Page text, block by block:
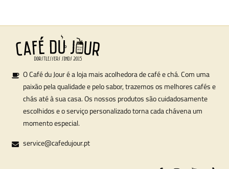
O Café du Jour é a loja mais acolhedora de café e chá. Com uma
paixão pela qualidade e pelo sabor, trazemos os melhores cafés e
chás até à sua casa. Os nossos produtos são cuidadosamente
escolhidos e o serviço personalizado torna cada chávena um
momento especial.
service@cafedujour.pt